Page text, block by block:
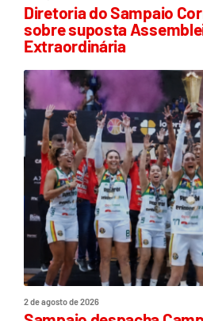
Diretoria do Sampaio
sobre suposta
Extraordinária
2 de agosto de 2026